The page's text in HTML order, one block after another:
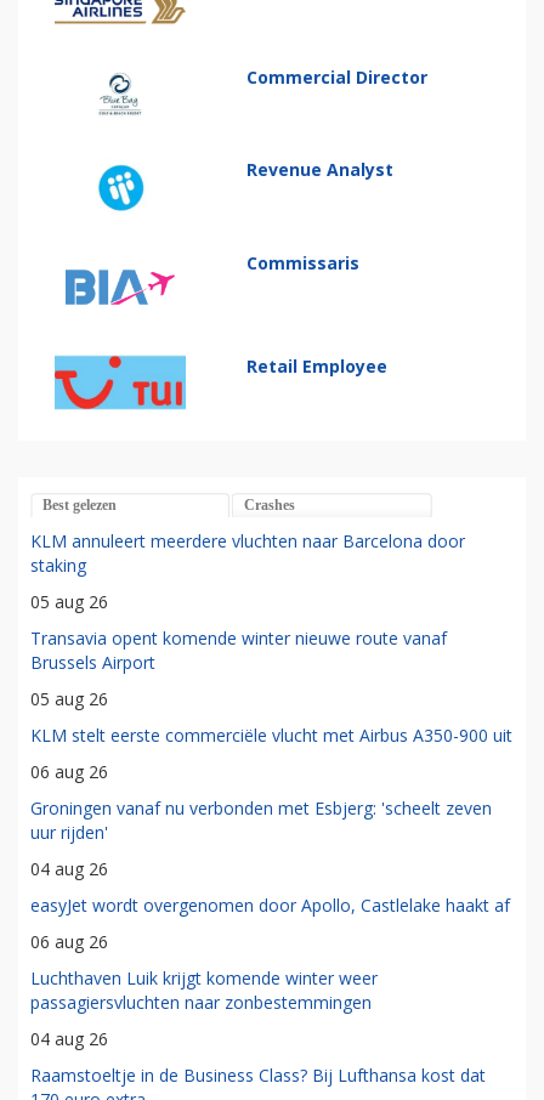
Commercial Director
Revenue Analyst
Commissaris
Retail Employee
Best gelezen Crashes
KLM annuleert meerdere vluchten naar Barcelona door
staking
05 aug 26
Transavia opent komende winter nieuwe route vanaf
Brussels Airport
05 aug 26
KLM stelt eerste commerciële vlucht met Airbus A350-900 uit
06 aug 26
Groningen vanaf nu verbonden met Esbjerg: 'scheelt zeven
uur rijden'
04 aug 26
easyJet wordt overgenomen door Apollo, Castlelake haakt af
06 aug 26
Luchthaven Luik krijgt komende winter weer
passagiersvluchten naar zonbestemmingen
04 aug 26
Raamstoeltje in de Business Class? Bij Lufthansa kost dat